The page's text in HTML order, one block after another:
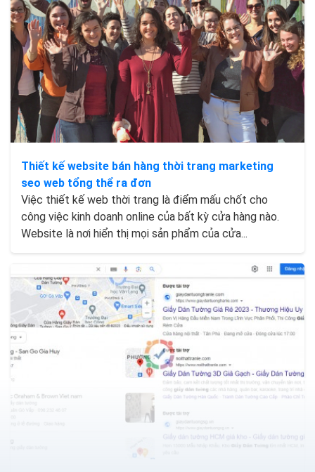
Thiết kế website bán hàng thời trang marketing
seo web tổng thể ra đơn
Việc thiết kế web thời trang là điểm mấu chốt cho
công việc kinh doanh online của bất kỳ cửa hàng nào.
Website là nơi hiển thị mọi sản phẩm của cửa...